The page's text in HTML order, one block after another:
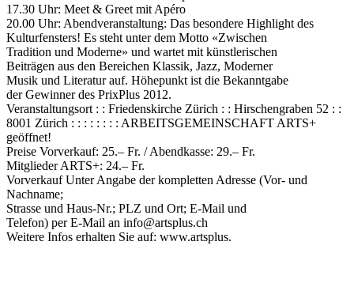
17.30 Uhr: Meet & Greet mit Apéro
20.00 Uhr: Abendveranstaltung: Das besondere Highlight des
Kulturfensters! Es steht unter dem Motto «Zwischen
Tradition und Moderne» und wartet mit künstlerischen
Beiträgen aus den Bereichen Klassik, Jazz, Moderner
Musik und Literatur auf. Höhepunkt ist die Bekanntgabe
der Gewinner des PrixPlus 2012.
Veranstaltungsort : : Friedenskirche Zürich : : Hirschengraben 52 : :
8001 Zürich : : : : : : : : ARBEITSGEMEINSCHAFT ARTS+
geöffnet!
Preise Vorverkauf: 25.– Fr. / Abendkasse: 29.– Fr.
Mitglieder ARTS+: 24.– Fr.
Vorverkauf Unter Angabe der kompletten Adresse (Vor- und
Nachname;
Strasse und Haus-Nr.; PLZ und Ort; E-Mail und
Telefon) per E-Mail an info@artsplus.ch
Weitere Infos erhalten Sie auf: www.artsplus.